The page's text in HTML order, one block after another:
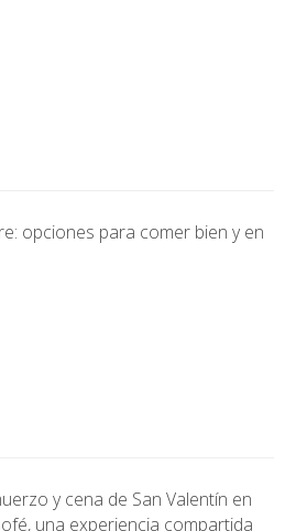
opciones para comer bien y en
y cena de San Valentín en
una experiencia compartida